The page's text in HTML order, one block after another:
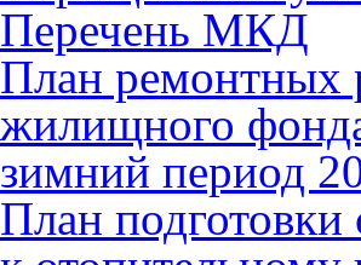
Перечень МКД
План ремонтных
жилищного
зимний период
План подготовки